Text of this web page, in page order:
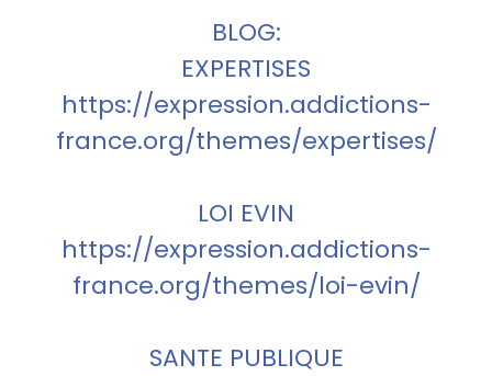
BLOG:
EXPERTISES
https://expression.addictions-
france.org/themes/expertises/
LOI EVIN
https://expression.addictions-
france.org/themes/loi-evin/
SANTE PUBLIQUE